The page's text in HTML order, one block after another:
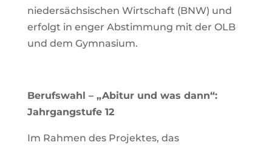
niedersächsischen Wirtschaft (BNW) und
erfolgt in enger Abstimmung mit der OLB
und dem Gymnasium.
Berufswahl – „Abitur und was dann“:
Jahrgangstufe 12
Im Rahmen des Projektes, das